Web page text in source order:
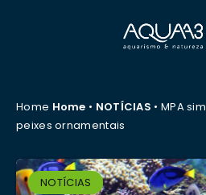
Home Home • NOTÍCIAS • MPA
peixes ornamentais
NOTÍCIAS